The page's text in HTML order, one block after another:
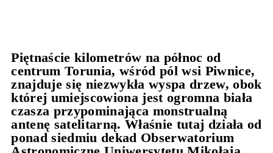
Piętnaście kilometrów na północ od
centrum Torunia, wśród pól wsi Piwnice,
znajduje się niezwykła wyspa drzew, obok
której umiejscowiona jest ogromna biała
czasza przypominająca monstrualną
antenę satelitarną. Właśnie tutaj działa od
ponad siedmiu dekad Obserwatorium